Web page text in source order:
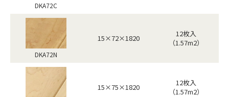
DKA72C
DKA72N
15×72×1820
12枚入
（1.57m2）
15×75×1820
12枚入
（1.57m2）